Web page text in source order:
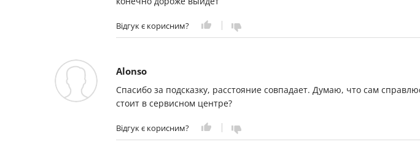
Відгук є корисним?
Alonso
Спасибо за подсказку, расстояние совпадает. Думаю, что сам
стоит в сервисном центре?
Відгук є корисним?